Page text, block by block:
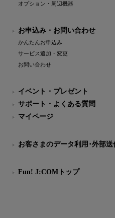
オプション・周辺機器
お申込み・お問い合わせ
かんたんお申込み
サービス追加・変更
お問い合わせ
イベント・プレゼント
サポート・よくある質問
マイページ
お客さまのデータ利用･外部送
Fun! J:COMトップ